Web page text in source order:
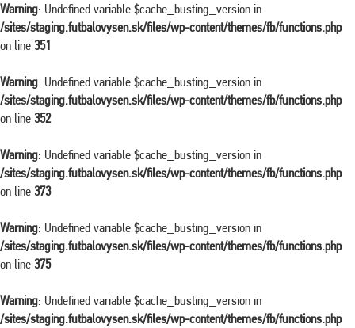
Warning: Undefined variable $cache_busting_version in
/sites/staging.futbalovysen.sk/files/wp-content/themes/fb/functions.php
on line 351
Warning: Undefined variable $cache_busting_version in
/sites/staging.futbalovysen.sk/files/wp-content/themes/fb/functions.php
on line 352
Warning: Undefined variable $cache_busting_version in
/sites/staging.futbalovysen.sk/files/wp-content/themes/fb/functions.php
on line 373
Warning: Undefined variable $cache_busting_version in
/sites/staging.futbalovysen.sk/files/wp-content/themes/fb/functions.php
on line 375
Warning: Undefined variable $cache_busting_version in
/sites/staging.futbalovysen.sk/files/wp-content/themes/fb/functions.php